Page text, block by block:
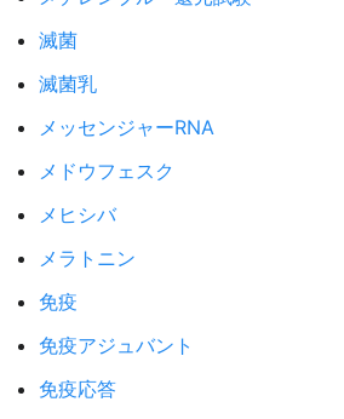
滅菌
滅菌乳
メッセンジャーRNA
メドウフェスク
メヒシバ
メラトニン
免疫
免疫アジュバント
免疫応答